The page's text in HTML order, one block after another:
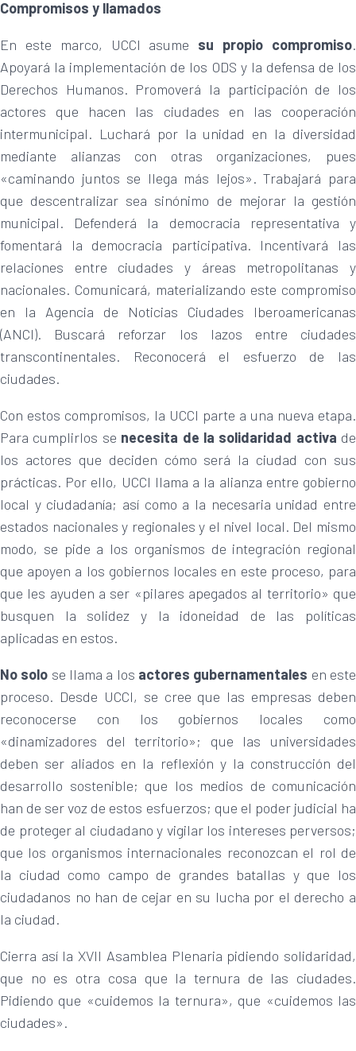
Compromisos y llamados
En este marco, UCCI asume su propio compromiso.
Apoyará la implementación de los ODS y la defensa de los
Derechos Humanos. Promoverá la participación de los
actores que hacen las ciudades en las cooperación
intermunicipal. Luchará por la unidad en la diversidad
mediante alianzas con otras organizaciones, pues
«caminando juntos se llega más lejos». Trabajará para
que descentralizar sea sinónimo de mejorar la gestión
municipal. Defenderá la democracia representativa y
fomentará la democracia participativa. Incentivará las
relaciones entre ciudades y áreas metropolitanas y
nacionales. Comunicará, materializando este compromiso
en la Agencia de Noticias Ciudades Iberoamericanas
(ANCI). Buscará reforzar los lazos entre ciudades
transcontinentales. Reconocerá el esfuerzo de las
ciudades.
Con estos compromisos, la UCCI parte a una nueva etapa.
Para cumplirlos se necesita de la solidaridad activa de
los actores que deciden cómo será la ciudad con sus
prácticas. Por ello, UCCI llama a la alianza entre gobierno
local y ciudadanía; así como a la necesaria unidad entre
estados nacionales y regionales y el nivel local. Del mismo
modo, se pide a los organismos de integración regional
que apoyen a los gobiernos locales en este proceso, para
que les ayuden a ser «pilares apegados al territorio» que
busquen la solidez y la idoneidad de las políticas
aplicadas en estos.
No solo se llama a los actores gubernamentales en este
proceso. Desde UCCI, se cree que las empresas deben
reconocerse con los gobiernos locales como
«dinamizadores del territorio»; que las universidades
deben ser aliados en la reflexión y la construcción del
desarrollo sostenible; que los medios de comunicación
han de ser voz de estos esfuerzos; que el poder judicial ha
de proteger al ciudadano y vigilar los intereses perversos;
que los organismos internacionales reconozcan el rol de
la ciudad como campo de grandes batallas y que los
ciudadanos no han de cejar en su lucha por el derecho a
la ciudad.
Cierra así la XVII Asamblea Plenaria pidiendo solidaridad,
que no es otra cosa que la ternura de las ciudades.
Pidiendo que «cuidemos la ternura», que «cuidemos las
ciudades».